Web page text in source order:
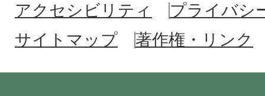
アクセシビリティ
プライバシ
サイトマップ
著作権・リンク